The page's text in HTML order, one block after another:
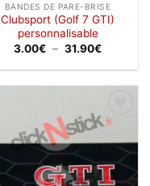
BANDES DE PARE-BRISE
Clubsport (Golf 7 GTI)
personnalisable
3.00€ – 31.90€Plage
prix :
à
Ajouter
wishlist